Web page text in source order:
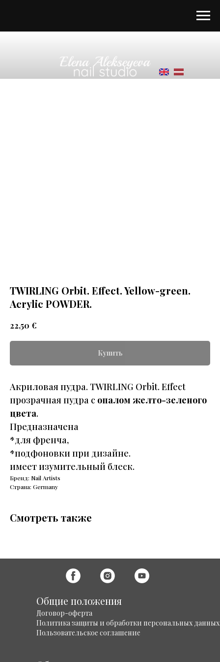
TWIRLING Orbit. Effect. Yellow-green.
Acrylic POWDER.
22,50 €
Купить
Акриловая пудра. TWIRLING Orbit. Effect
прозрачная пудра с опалом желто-зеленого
цвета.
Предназначена
*для френча,
*подфоновки при дизайне.
имеет изумительный блеск.
Бренд: Nail Artists
Страна: Germany
Смотреть также
Общие положения
Договор-оферта
Политика защиты и обработки персональных данных
Пользовательское соглашение